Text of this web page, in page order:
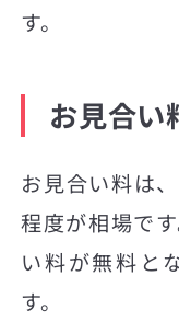
す。
お見合い
お見合い料は
程度が相場で
い料が無料と
す。